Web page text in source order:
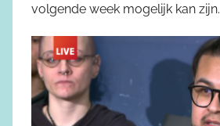
volgende week mogelijk kan zijn.